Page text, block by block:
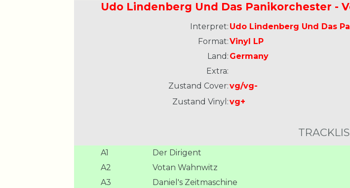
Udo Lindenberg Und Das Panikorchester -
Interpret: Udo Lindenberg Und Das
Format:Vinyl LP
Land: Germany
Extra:
Zustand Cover:vg/vg-
Zustand Vinyl:vg+
A1 Der Dirigent
A2
Votan Wahnwitz
A3
Daniel's Zeitmaschine